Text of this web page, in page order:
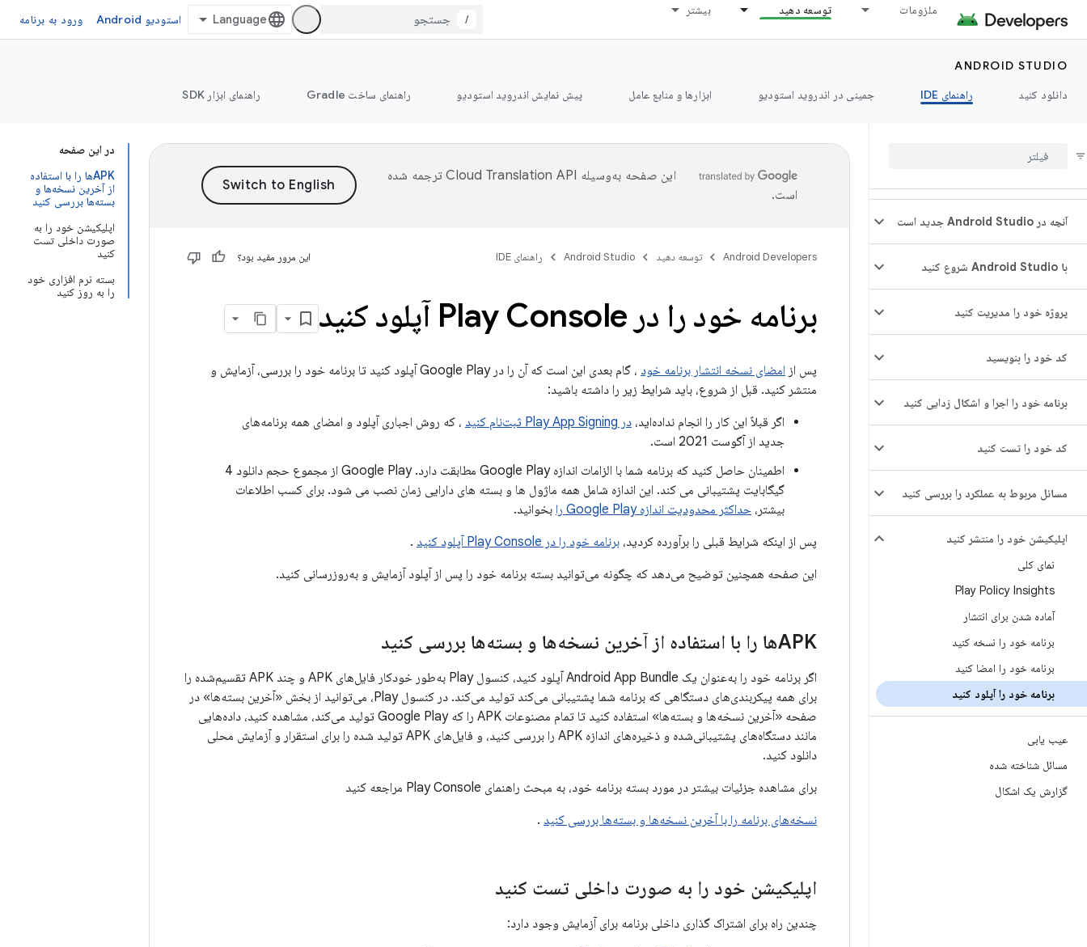
ملزومات توسعه دهید بیشتر
/ استودیو Android ورود به برنامه
ANDROID STUDIO
دانلود کنید
راهنمای IDE جمینی در اندروید استودیو ابزارها و منابع عامل پیش نمایش اندروید استودیو راهنمای ساخت Gradle راهنمای ابزار SDK
آنچه در Android Studio جدید است
با Android Studio شروع کنید
پروژه خود را مدیریت کنید
کد خود را بنویسید
برنامه خود را اجرا و اشکال زدایی کنید
کد خود را تست کنید
مسائل مربوط به عملکرد را بررسی کنید
اپلیکیشن خود را منتشر کنید
نمای کلی
Play Policy Insights
آماده شدن برای انتشار
برنامه خود را نسخه کنید
برنامه خود را امضا کنید
برنامه خود را آپلود کنید
عیب یابی
مسائل شناخته شده
گزارش یک اشکال
در این صفحه
APKها را با استفاده
از آخرین نسخه‌ها و
بسته‌ها بررسی کنید
اپلیکیشن خود را به
صورت داخلی تست
کنید
بسته نرم افزاری خود
را به روز کنید
این صفحه به‌وسیله
ترجمه شده
است.
Android Developers توسعه دهید Android Studio راهنمای IDE این مرور مفید بود؟
برنامه خود را در Play Console آپلود کنید
پس از امضای نسخه انتشار برنامه خود
، گام بعدی این است که آن را در Google Play آپلود کنید تا برنامه خود را بررسی، آزمایش و
منتشر کنید. قبل از شروع، باید شرایط زیر را داشته باشید:
اگر قبلاً این کار را انجام نداده‌اید، در Play App Signing ثبت‌نام کنید
، که روش اجباری آپلود و امضای همه برنامه‌های
جدید از آگوست 2021 است.
اطمینان حاصل کنید که برنامه شما با الزامات اندازه Google Play مطابقت دارد. Google Play از مجموع حجم دانلود 4
گیگابایت پشتیبانی می کند. این اندازه شامل همه ماژول ها و بسته های دارایی زمان نصب می شود. برای کسب اطلاعات
بیشتر، حداکثر محدودیت اندازه Google Play را
بخوانید.
پس از اینکه شرایط قبلی را برآورده کردید، برنامه خود را در Play Console آپلود کنید
.
این صفحه همچنین توضیح می‌دهد که چگونه می‌توانید بسته برنامه خود را پس از آپلود آزمایش و به‌روزرسانی کنید.
APKها را با استفاده از آخرین نسخه‌ها و بسته‌ها بررسی کنید
اگر برنامه خود را به‌عنوان یک Android App Bundle آپلود کنید، کنسول Play به‌طور خودکار فایل‌های APK و چند APK تقسیم‌شده را
برای همه پیکربندی‌های دستگاهی که برنامه شما پشتیبانی می‌کند تولید می‌کند. در کنسول Play، می‌توانید از بخش «آخرین بسته‌ها» در
صفحه «آخرین نسخه‌ها و بسته‌ها» استفاده کنید تا تمام مصنوعات APK را که Google Play تولید می‌کند، مشاهده کنید، داده‌هایی
مانند دستگاه‌های پشتیبانی‌شده و ذخیره‌های اندازه APK را بررسی کنید، و فایل‌های APK تولید شده را برای استقرار و آزمایش محلی
دانلود کنید.
برای مشاهده جزئیات بیشتر در مورد بسته برنامه خود، به مبحث راهنمای Play Console مراجعه کنید
نسخه‌های برنامه را با آخرین نسخه‌ها و بسته‌ها بررسی کنید .
اپلیکیشن خود را به صورت داخلی تست کنید
چندین راه برای اشتراک گذاری داخلی برنامه برای آزمایش وجود دارد: